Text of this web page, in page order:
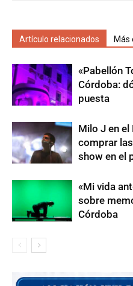
Artículo relacionados Más
«Pabellón
Córdoba:
puesta
Milo J en el
comprar
show en el
«Mi vida
sobre
Córdoba